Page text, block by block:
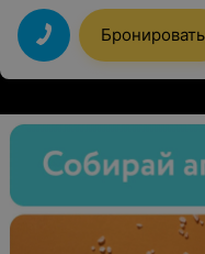
Рекомендую к
Бронировать